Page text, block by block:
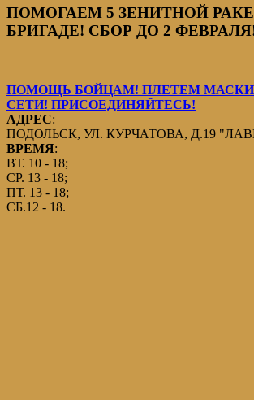
ПОМОГАЕМ 5 ЗЕНИТНОЙ
БРИГАДЕ! СБОР ДО 2
ПОМОЩЬ БОЙЦАМ! ПЛЕТЕМ
СЕТИ! ПРИСОЕДИНЯЙТЕСЬ!
АДРЕС:
ПОДОЛЬСК, УЛ. КУРЧАТОВА, Д.19
ВРЕМЯ:
ВТ. 10 - 18;
СР. 13 - 18;
ПТ. 13 - 18;
СБ.12 - 18.